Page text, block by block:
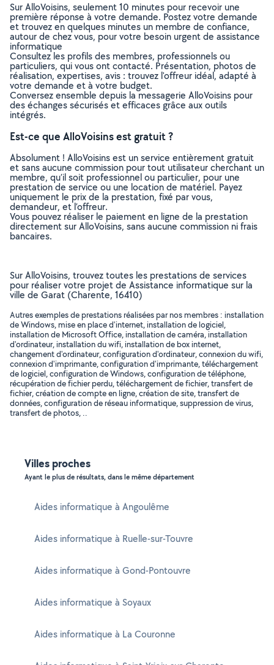
Sur AlloVoisins, seulement 10 minutes pour recevoir une
première réponse à votre demande. Postez votre demande
et trouvez en quelques minutes un membre de confiance,
autour de chez vous, pour votre besoin urgent de assistance
informatique
Consultez les profils des membres, professionnels ou
particuliers, qui vous ont contacté. Présentation, photos de
réalisation, expertises, avis : trouvez l'offreur idéal, adapté à
votre demande et à votre budget.
Conversez ensemble depuis la messagerie AlloVoisins pour
des échanges sécurisés et efficaces grâce aux outils
intégrés.
Est-ce que AlloVoisins est gratuit ?
Absolument ! AlloVoisins est un service entièrement gratuit
et sans aucune commission pour tout utilisateur cherchant un
membre, qu’il soit professionnel ou particulier, pour une
prestation de service ou une location de matériel. Payez
uniquement le prix de la prestation, fixé par vous,
demandeur, et l’offreur.
Vous pouvez réaliser le paiement en ligne de la prestation
directement sur AlloVoisins, sans aucune commission ni frais
bancaires.
Sur AlloVoisins, trouvez toutes les prestations de services
pour réaliser votre projet de Assistance informatique sur la
ville de Garat (Charente, 16410)
Autres exemples de prestations réalisées par nos membres : installation
de Windows, mise en place d'internet, installation de logiciel,
installation de Microsoft Office, installation de caméra, installation
d'ordinateur, installation du wifi, installation de box internet,
changement d'ordinateur, configuration d'ordinateur, connexion du wifi,
connexion d'imprimante, configuration d'imprimante, téléchargement
de logiciel, configuration de Windows, configuration de téléphone,
récupération de fichier perdu, téléchargement de fichier, transfert de
fichier, création de compte en ligne, création de site, transfert de
données, configuration de réseau informatique, suppression de virus,
transfert de photos, ..
Villes proches
Ayant le plus de résultats, dans le même département
Aides informatique à Angoulême
Aides informatique à Ruelle-sur-Touvre
Aides informatique à Gond-Pontouvre
Aides informatique à Soyaux
Aides informatique à La Couronne